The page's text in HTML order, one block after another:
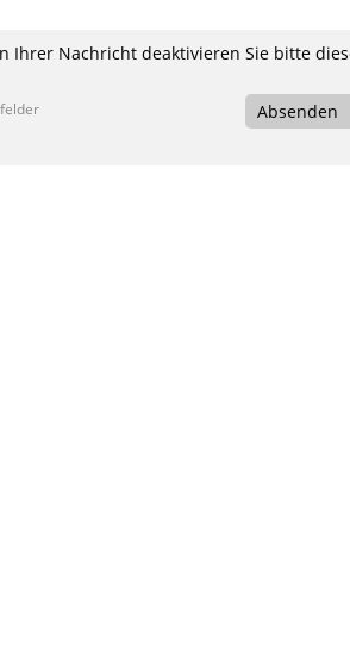
Ihrer Nachricht deaktivieren Sie bitte
Absenden